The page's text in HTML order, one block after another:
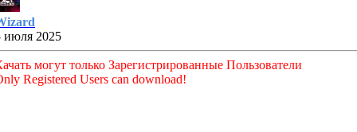
июля 2025
могут только Зарегистрированные Пользователи
Registered Users can download!